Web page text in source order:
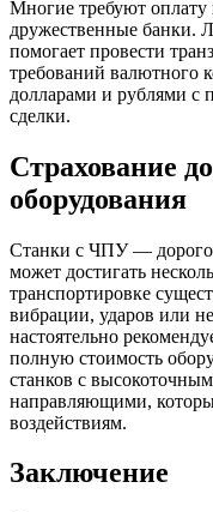
Многие требуют оплату
дружественные банки.
помогает провести
требований валютного
долларами и рублями с
сделки.
Страхование
оборудования
Станки с ЧПУ —
может достигать
транспортировке
вибрации, ударов или
настоятельно
полную стоимость
станков с
направляющими,
воздействиям.
Заключение